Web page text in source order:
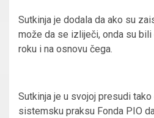
Sutkinja je dodala da ako su
može da se izliječi, onda su
roku i na osnovu čega.
Sutkinja je u svojoj presudi
sistemsku praksu Fonda PIO